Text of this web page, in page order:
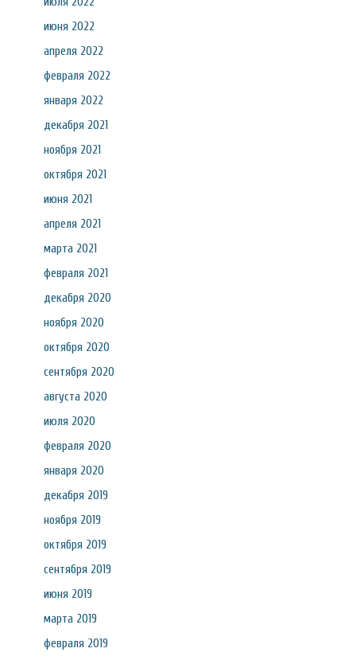
июня 2022
апреля 2022
февраля 2022
января 2022
декабря 2021
ноября 2021
октября 2021
июня 2021
апреля 2021
марта 2021
февраля 2021
декабря 2020
ноября 2020
октября 2020
сентября 2020
августа 2020
июля 2020
февраля 2020
января 2020
декабря 2019
ноября 2019
октября 2019
сентября 2019
июня 2019
марта 2019
февраля 2019